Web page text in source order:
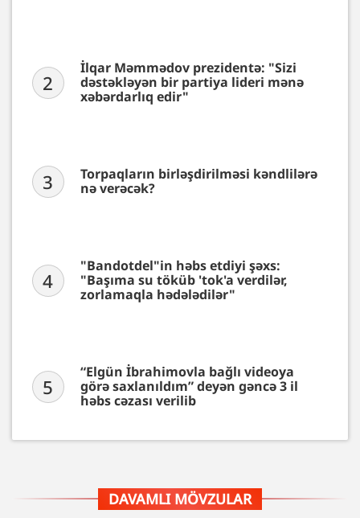
2
İlqar Məmmədov prezidentə: "Sizi
dəstəkləyən bir partiya lideri mənə
xəbərdarlıq edir"
3
Torpaqların birləşdirilməsi kəndlilərə
nə verəcək?
4
"Bandotdel"in həbs etdiyi şəxs:
"Başıma su töküb 'tok'a verdilər,
zorlamaqla hədələdilər"
5
“Elgün İbrahimovla bağlı videoya
görə saxlanıldım” deyən gəncə 3 il
həbs cəzası verilib
DAVAMLI MÖVZULAR